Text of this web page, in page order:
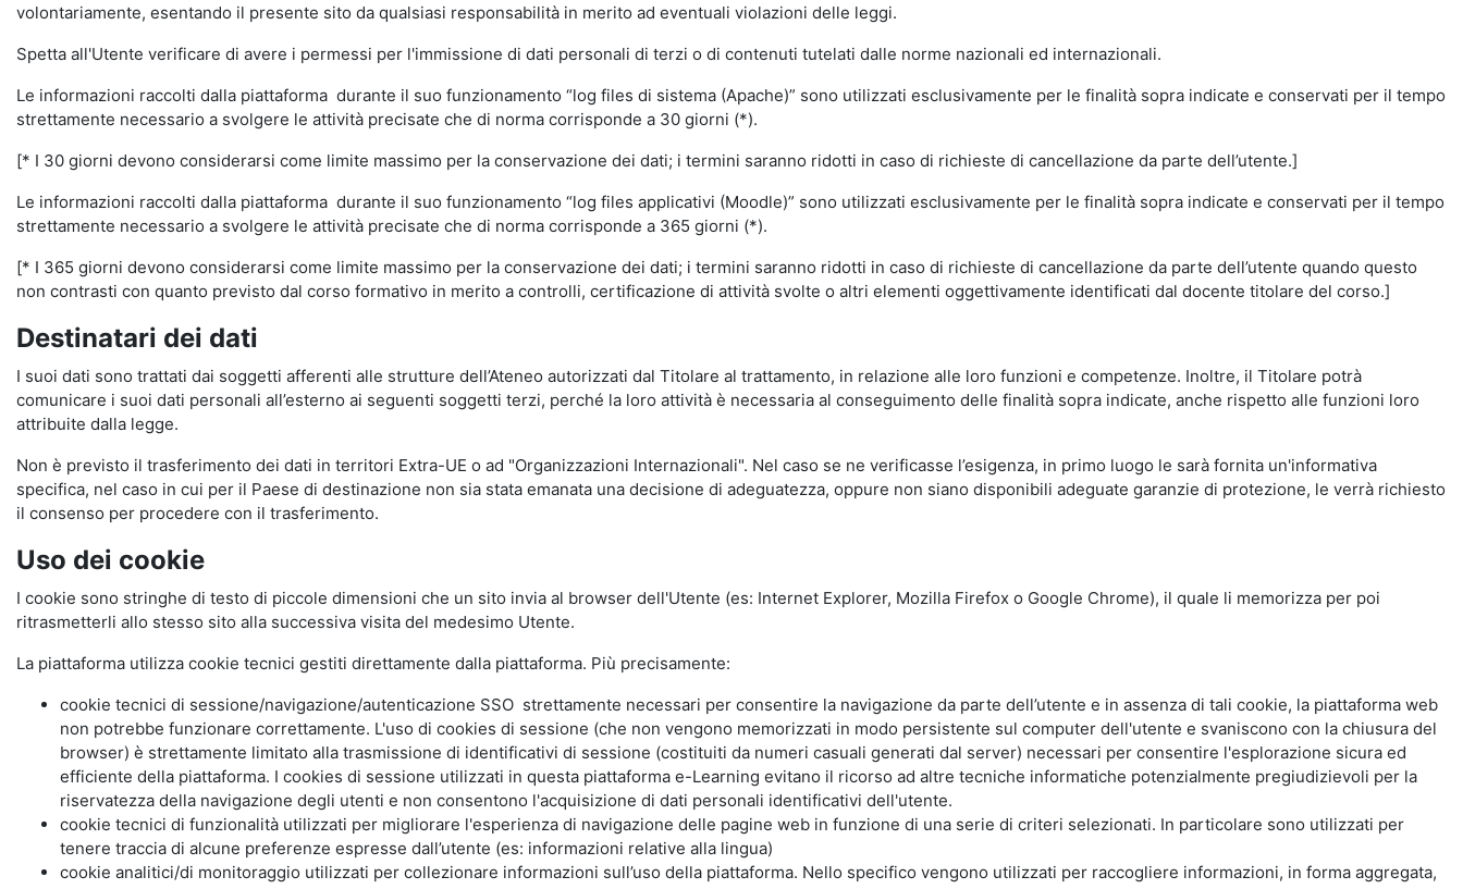
volontariamente, esentando il presente sito da qualsiasi responsabilità in merito ad eventuali violazioni delle leggi.
Spetta all'Utente verificare di avere i permessi per l'immissione di dati personali di terzi o di contenuti tutelati dalle norme nazionali ed internazionali.
Le informazioni raccolti dalla piattaforma durante il suo funzionamento “log files di sistema (Apache)” sono utilizzati esclusivamente per le finalità sopra indicate e conservati per il tempo
strettamente necessario a svolgere le attività precisate che di norma corrisponde a 30 giorni (*).
[* I 30 giorni devono considerarsi come limite massimo per la conservazione dei dati; i termini saranno ridotti in caso di richieste di cancellazione da parte dell’utente.]
Le informazioni raccolti dalla piattaforma durante il suo funzionamento “log files applicativi (Moodle)” sono utilizzati esclusivamente per le finalità sopra indicate e conservati per il tempo
strettamente necessario a svolgere le attività precisate che di norma corrisponde a 365 giorni (*).
[* I 365 giorni devono considerarsi come limite massimo per la conservazione dei dati; i termini saranno ridotti in caso di richieste di cancellazione da parte dell’utente quando questo
non contrasti con quanto previsto dal corso formativo in merito a controlli, certificazione di attività svolte o altri elementi oggettivamente identificati dal docente titolare del corso.]
Destinatari dei dati
I suoi dati sono trattati dai soggetti afferenti alle strutture dell’Ateneo autorizzati dal Titolare al trattamento, in relazione alle loro funzioni e competenze. Inoltre, il Titolare potrà
comunicare i suoi dati personali all’esterno ai seguenti soggetti terzi, perché la loro attività è necessaria al conseguimento delle finalità sopra indicate, anche rispetto alle funzioni loro
attribuite dalla legge.
Non è previsto il trasferimento dei dati in territori Extra-UE o ad "Organizzazioni Internazionali". Nel caso se ne verificasse l’esigenza, in primo luogo le sarà fornita un'informativa
specifica, nel caso in cui per il Paese di destinazione non sia stata emanata una decisione di adeguatezza, oppure non siano disponibili adeguate garanzie di protezione, le verrà richiesto
il consenso per procedere con il trasferimento.
Uso dei cookie
I cookie sono stringhe di testo di piccole dimensioni che un sito invia al browser dell'Utente (es: Internet Explorer, Mozilla Firefox o Google Chrome), il quale li memorizza per poi
ritrasmetterli allo stesso sito alla successiva visita del medesimo Utente.
La piattaforma utilizza cookie tecnici gestiti direttamente dalla piattaforma. Più precisamente:
cookie tecnici di sessione/navigazione/autenticazione SSO strettamente necessari per consentire la navigazione da parte dell’utente e in assenza di tali cookie, la piattaforma web
non potrebbe funzionare correttamente. L'uso di cookies di sessione (che non vengono memorizzati in modo persistente sul computer dell'utente e svaniscono con la chiusura del
browser) è strettamente limitato alla trasmissione di identificativi di sessione (costituiti da numeri casuali generati dal server) necessari per consentire l'esplorazione sicura ed
efficiente della piattaforma. I cookies di sessione utilizzati in questa piattaforma e-Learning evitano il ricorso ad altre tecniche informatiche potenzialmente pregiudizievoli per la
riservatezza della navigazione degli utenti e non consentono l'acquisizione di dati personali identificativi dell'utente.
cookie tecnici di funzionalità utilizzati per migliorare l'esperienza di navigazione delle pagine web in funzione di una serie di criteri selezionati. In particolare sono utilizzati per
tenere traccia di alcune preferenze espresse dall’utente (es: informazioni relative alla lingua)
cookie analitici/di monitoraggio utilizzati per collezionare informazioni sull’uso della piattaforma. Nello specifico vengono utilizzati per raccogliere informazioni, in forma aggregata,